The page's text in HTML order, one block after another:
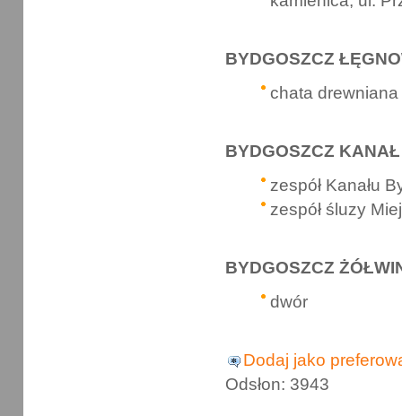
BYDGOSZCZ
chata drewniana
BYDGOSZCZ
zespół Kanału
zespół śluzy
BYDGOSZCZ
dwór
Dodaj jako
Odsłon: 3943